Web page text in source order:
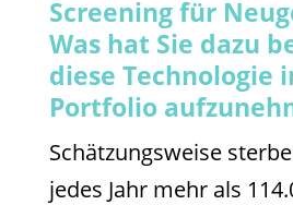
Screening für
Was hat Sie dazu
diese Technologie
Portfolio
Schätzungsweise
jedes Jahr mehr als